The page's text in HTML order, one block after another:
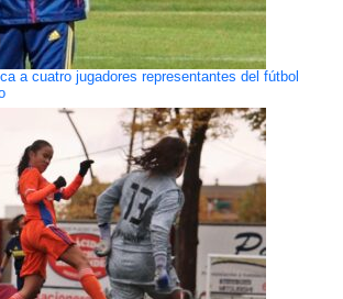
a cuatro jugadores representantes del fútbol